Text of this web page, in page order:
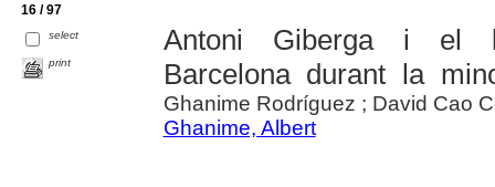
16 / 97
select
print
Antoni Giberga i el
Barcelona durant la
Ghanime Rodríguez ; David Cao
Ghanime, Albert